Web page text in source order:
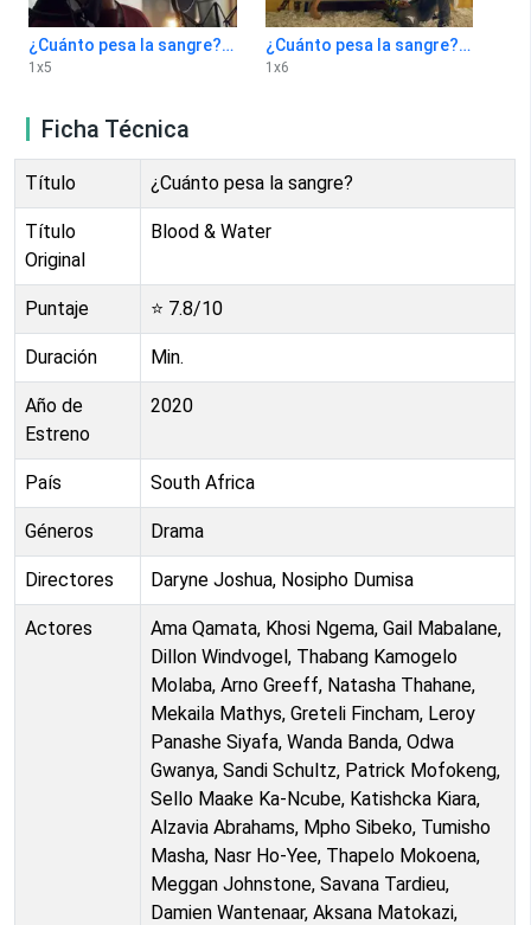
¿Cuánto pesa la sangre? 1x5
1 x5
¿Cuánto pesa la sangre? 1x6
1 x6
Ficha Técnica
Título ¿Cuánto pesa la sangre?
Título
Original
Blood & Water
Puntaje ⭐ 7.8/10
Duración Min.
Año de
Estreno
2020
País South Africa
Géneros Drama
Directores Daryne Joshua, Nosipho Dumisa
Actores
Ama Qamata, Khosi Ngema, Gail Mabalane,
Dillon Windvogel, Thabang Kamogelo
Molaba, Arno Greeff, Natasha Thahane,
Mekaila Mathys, Greteli Fincham, Leroy
Panashe Siyafa, Wanda Banda, Odwa
Gwanya, Sandi Schultz, Patrick Mofokeng,
Sello Maake Ka-Ncube, Katishcka Kiara,
Alzavia Abrahams, Mpho Sibeko, Tumisho
Masha, Nasr Ho-Yee, Thapelo Mokoena,
Meggan Johnstone, Savana Tardieu,
Damien Wantenaar, Aksana Matokazi,